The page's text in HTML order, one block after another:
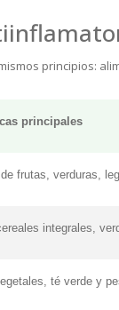
principios:
principales
frutas, verduras,
integrales,
té verde y